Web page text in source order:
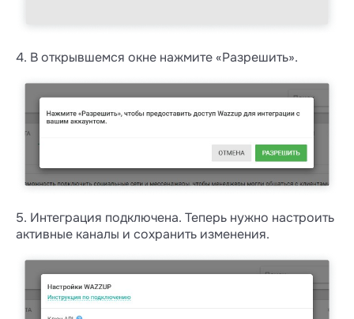
4. В открывшемся окне нажмите «Разрешить».
5. Интеграция подключена. Теперь нужно настроить
активные каналы и сохранить изменения.